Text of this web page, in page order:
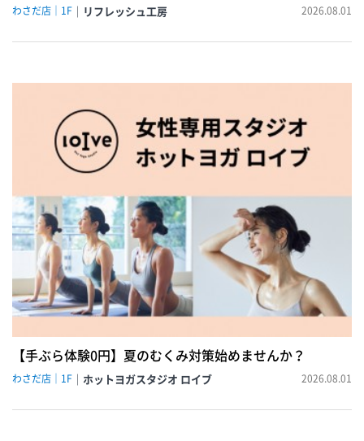
わさだ店｜1F 2026.08.01
リフレッシュ工房
【手ぶら体験0円】夏のむくみ対策始めませんか？
わさだ店｜1F 2026.08.01
ホットヨガスタジオ ロイブ